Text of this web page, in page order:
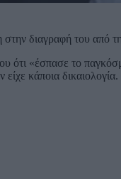
διαγραφή του
ότι «έσπασε το
είχε κάποια δικαιολογία.